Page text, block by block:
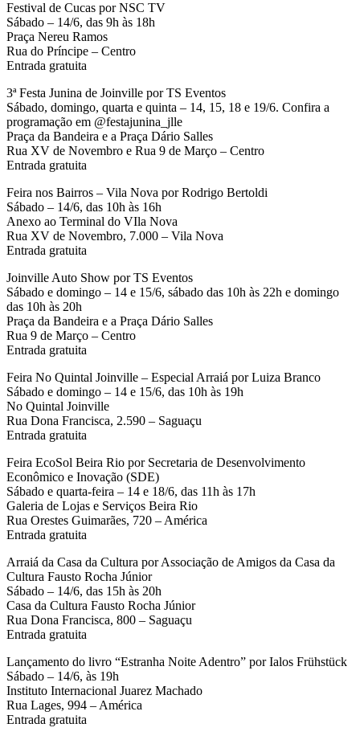
Festival de Cucas por NSC TV
Sábado – 14/6, das 9h às 18h
Praça Nereu Ramos
Rua do Príncipe – Centro
Entrada gratuita
3ª Festa Junina de Joinville por TS Eventos
Sábado, domingo, quarta e quinta – 14, 15, 18 e 19/6. Confira a
programação em @festajunina_jlle
Praça da Bandeira e a Praça Dário Salles
Rua XV de Novembro e Rua 9 de Março – Centro
Entrada gratuita
Feira nos Bairros – Vila Nova por Rodrigo Bertoldi
Sábado – 14/6, das 10h às 16h
Anexo ao Terminal do VIla Nova
Rua XV de Novembro, 7.000 – Vila Nova
Entrada gratuita
Joinville Auto Show por TS Eventos
Sábado e domingo – 14 e 15/6, sábado das 10h às 22h e domingo
das 10h às 20h
Praça da Bandeira e a Praça Dário Salles
Rua 9 de Março – Centro
Entrada gratuita
Feira No Quintal Joinville – Especial Arraiá por Luiza Branco
Sábado e domingo – 14 e 15/6, das 10h às 19h
No Quintal Joinville
Rua Dona Francisca, 2.590 – Saguaçu
Entrada gratuita
Feira EcoSol Beira Rio por Secretaria de Desenvolvimento
Econômico e Inovação (SDE)
Sábado e quarta-feira – 14 e 18/6, das 11h às 17h
Galeria de Lojas e Serviços Beira Rio
Rua Orestes Guimarães, 720 – América
Entrada gratuita
Arraiá da Casa da Cultura por Associação de Amigos da Casa da
Cultura Fausto Rocha Júnior
Sábado – 14/6, das 15h às 20h
Casa da Cultura Fausto Rocha Júnior
Rua Dona Francisca, 800 – Saguaçu
Entrada gratuita
Lançamento do livro “Estranha Noite Adentro” por Ialos Frühstück
Sábado – 14/6, às 19h
Instituto Internacional Juarez Machado
Rua Lages, 994 – América
Entrada gratuita